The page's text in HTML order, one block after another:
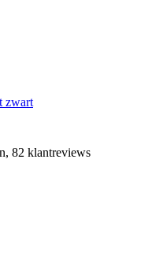
zwart
82 klantreviews